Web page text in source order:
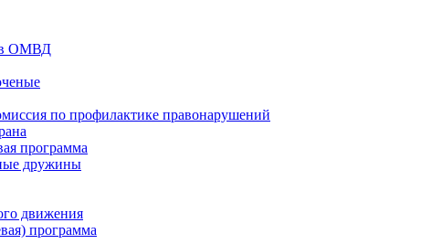
в ОМВД
по профилактике правонарушений
программа
дружины
движения
программа